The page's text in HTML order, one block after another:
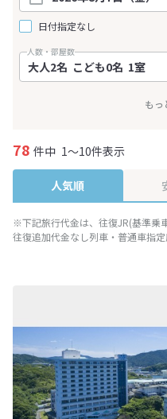
日付指定なし
人数・部屋数
もっ
78 件中 1～10件表示
人気順
※下記旅行代金は、往復JR(基準乗
往復追加代金なし列車・普通車指